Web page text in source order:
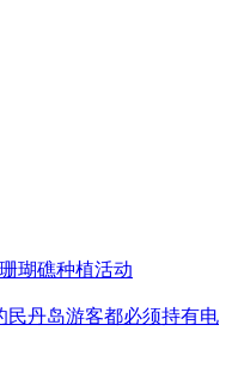
瑚礁种植活动
民丹岛游客都必须持有电